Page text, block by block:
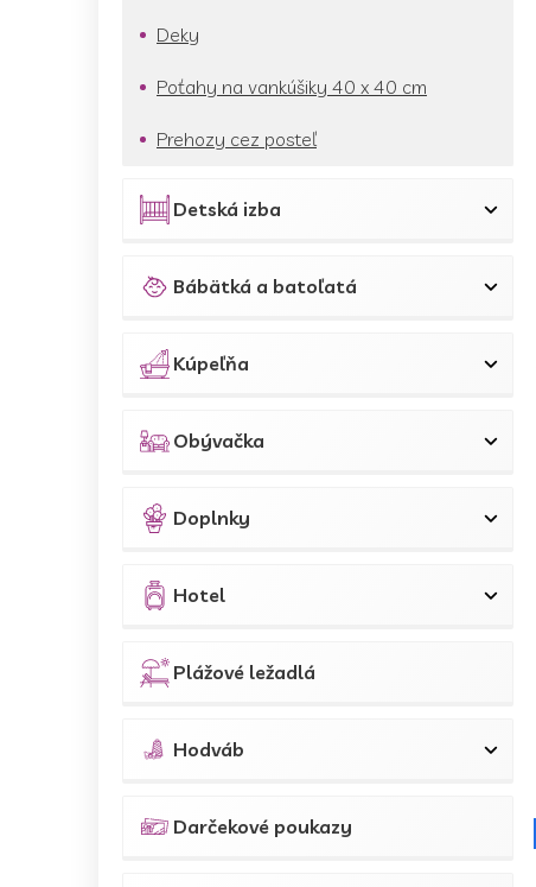
Deky
Poťahy na vankúšiky 40 x 40 cm
Prehozy cez posteľ
Detská izba
Bábätká a batoľatá
Kúpeľňa
Obývačka
Doplnky
Hotel
Plážové ležadlá
Hodváb
Darčekové poukazy